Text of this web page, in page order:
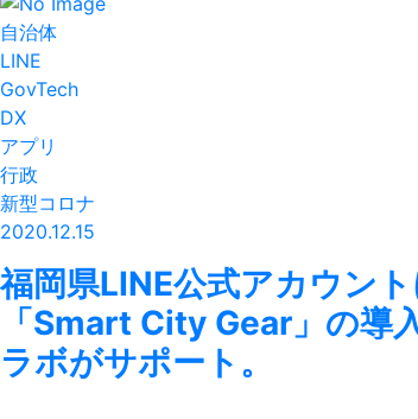
自治体
LINE
GovTech
DX
アプリ
行政
新型コロナ
2020.12.15
福岡県LINE公式アカウン
「Smart City Gear」の導
ラボがサポート。